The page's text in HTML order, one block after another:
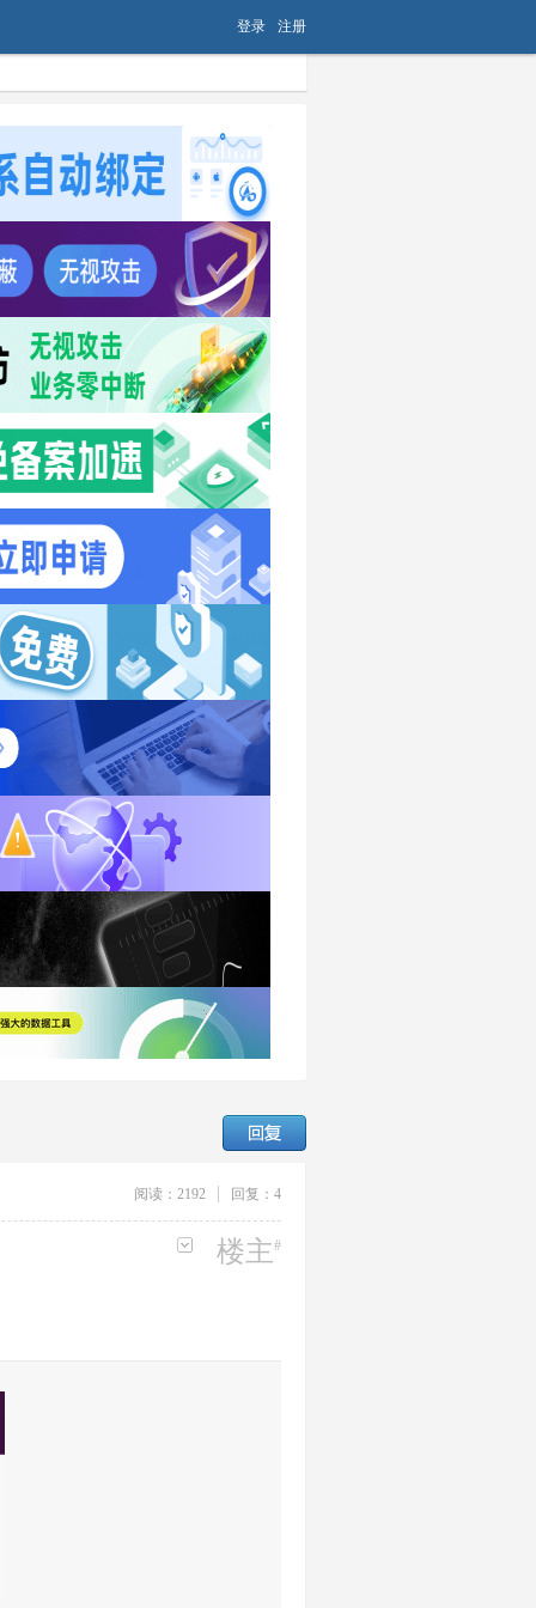
登录 注册
阅读： 2192 回复： 4
楼主#